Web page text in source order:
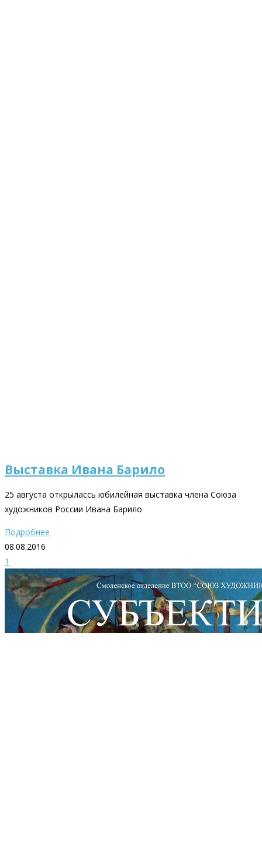
Выставка Ивана Барило
25 августа открылассь юбилейная выставка члена Союза
художников России Ивана Барило
Подробнее
08.08.2016
1